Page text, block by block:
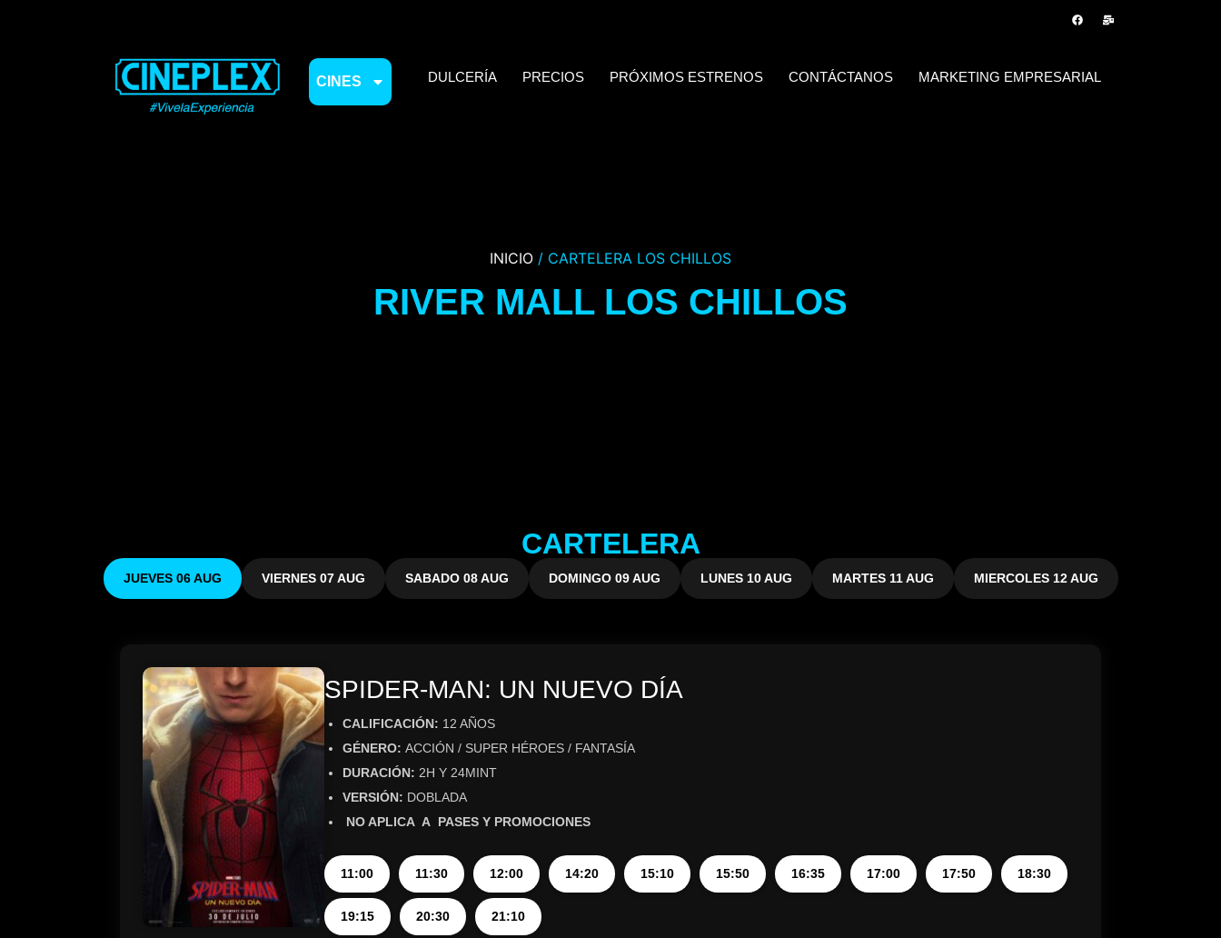
CINES DULCERÍA PRECIOS PRÓXIMOS ESTRENOS CONTÁCTANOS MARKETING EMPRESARIAL
INICIO / CARTELERA LOS CHILLOS
RIVER MALL LOS CHILLOS
CARTELERA
JUEVES 06 AUG VIERNES 07 AUG SABADO 08 AUG DOMINGO 09 AUG LUNES 10 AUG MARTES 11 AUG MIERCOLES 12 AUG
SPIDER-MAN: UN NUEVO DÍA
CALIFICACIÓN: 12 AÑOS
GÉNERO: ACCIÓN / SUPER HÉROES / FANTASÍA
DURACIÓN: 2H Y 24MINT
VERSIÓN: DOBLADA
NO APLICA A PASES Y PROMOCIONES
11:00 11:30 12:00 14:20 15:10 15:50 16:35 17:00 17:50 18:30
19:15 20:30 21:10